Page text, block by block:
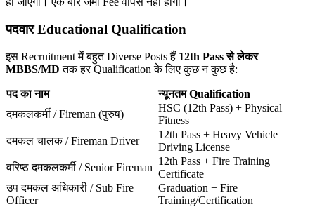
पदवार Educational Qualification
इस Recruitment में बहुत Diverse Posts हैं 12th Pass से लेकर
MBBS/MD तक हर Qualification के लिए कुछ न कुछ है:
पद का नाम
न्यूनतम Qualification
दमकलकर्मी / Fireman (पुरुष)
HSC (12th Pass) + Physical
Fitness
दमकल चालक / Fireman Driver
12th Pass + Heavy Vehicle
Driving License
वरिष्ठ दमकलकर्मी / Senior Fireman
12th Pass + Fire Training
Certificate
उप दमकल अधिकारी / Sub Fire
Officer
Graduation + Fire
Training/Certification